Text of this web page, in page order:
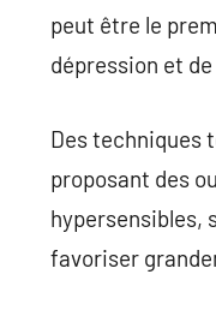
peut être le
dépression et de
Des techniques
proposant des
hypersensibles,
favoriser